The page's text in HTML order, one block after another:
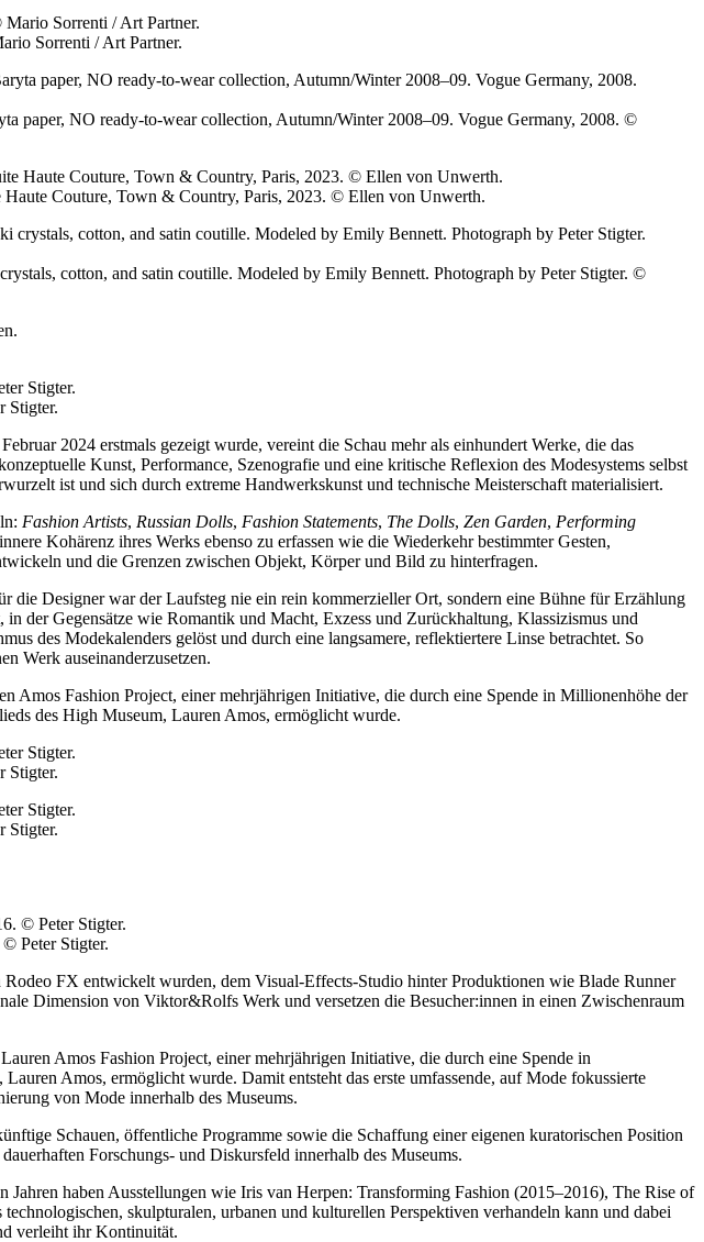
Sorrenti / Art Partner.
paper, NO ready-to-wear collection, Autumn/Winter 2008–09. Vogue Germany, 2008. ©
Couture, Town & Country, Paris, 2023. © Ellen von Unwerth.
cotton, and satin coutille. Modeled by Emily Bennett. Photograph by Peter Stigter. ©
Stigter.
2024 erstmals gezeigt wurde, vereint die Schau mehr als einhundert Werke, die das
Kunst, Performance, Szenografie und eine kritische Reflexion des Modesystems selbst
ist und sich durch extreme Handwerkskunst und technische Meisterschaft materialisiert.
Fashion Artists, Russian Dolls, Fashion Statements, The Dolls, Zen Garden, Performing
Kohärenz ihres Werks ebenso zu erfassen wie die Wiederkehr bestimmter Gesten,
und die Grenzen zwischen Objekt, Körper und Bild zu hinterfragen.
Designer war der Laufsteg nie ein rein kommerzieller Ort, sondern eine Bühne für Erzählung
der Gegensätze wie Romantik und Macht, Exzess und Zurückhaltung, Klassizismus und
des Modekalenders gelöst und durch eine langsamere, reflektiertere Linse betrachtet. So
Werk auseinanderzusetzen.
Amos Fashion Project, einer mehrjährigen Initiative, die durch eine Spende in Millionenhöhe der
des High Museum, Lauren Amos, ermöglicht wurde.
Stigter.
Stigter.
Peter Stigter.
FX entwickelt wurden, dem Visual-Effects-Studio hinter Produktionen wie Blade Runner
Dimension von Viktor&Rolfs Werk und versetzen die Besucher:innen in einen Zwischenraum
Amos Fashion Project, einer mehrjährigen Initiative, die durch eine Spende in
Amos, ermöglicht wurde. Damit entsteht das erste umfassende, auf Mode fokussierte
von Mode innerhalb des Museums.
Schauen, öffentliche Programme sowie die Schaffung einer eigenen kuratorischen Position
Forschungs- und Diskursfeld innerhalb des Museums.
haben Ausstellungen wie Iris van Herpen: Transforming Fashion (2015–2016), The Rise of
skulpturalen, urbanen und kulturellen Perspektiven verhandeln kann und dabei
verleiht ihr Kontinuität.